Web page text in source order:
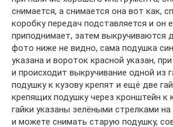
снимается, а снимается она вот как,
коробку передач подставляется и он
приподнимает, затем выкручиваются
фото ниже не видно, сама подушка
указана и вороток красной указан,
и происходит выкручивание одной из
подушку к кузову крепят и ещё две
крепящих подушку через кронштейн к
гайки указаны зелёными стрелками
и можете снимать старую подушку,